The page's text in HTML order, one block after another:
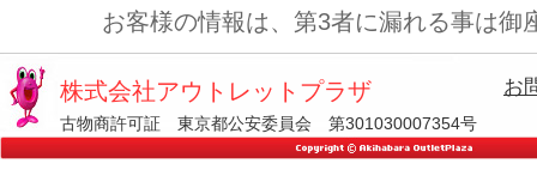
お客様の情報は、第3者に漏れる事は御
株式会社アウトレットプラザ
古物商許可証 東京都公安委員会 第301030007354号
お